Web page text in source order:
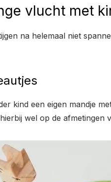
vlucht met
na helemaal niet
kind een eigen mandje
wel op de